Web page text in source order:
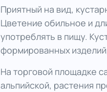
Приятный на вид,
Цветение обильное и
употреблять в пищу.
формированных
На торговой площадке
альпийской, растения